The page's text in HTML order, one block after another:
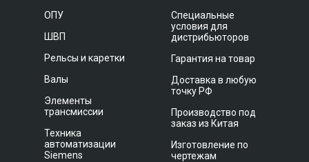
ОПУ
ШВП
Рельсы и каретки
Валы
Элементы
трансмиссии
Техника
автоматизации
Siemens
Специальные
условия для
дистрибьюторов
Гарантия на товар
Доставка в любую
точку РФ
Производство под
заказ из Китая
Изготовление по
чертежам